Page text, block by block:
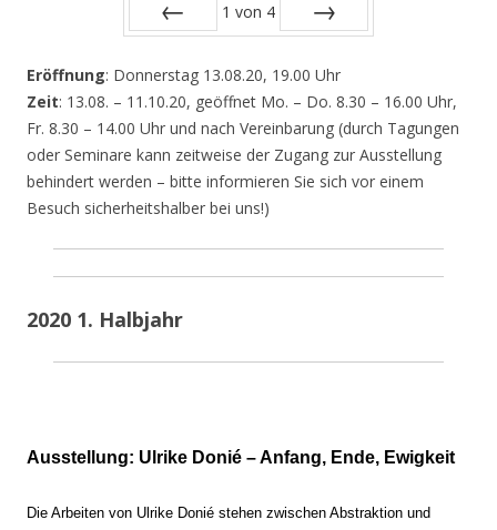
1 von 4
Eröffnung: Donnerstag 13.08.20, 19.00 Uhr
Zeit: 13.08. – 11.10.20, geöffnet Mo. – Do. 8.30 – 16.00 Uhr,
Fr. 8.30 – 14.00 Uhr und nach Vereinbarung (durch Tagungen
oder Seminare kann zeitweise der Zugang zur Ausstellung
behindert werden – bitte informieren Sie sich vor einem
Besuch sicherheitshalber bei uns!)
2020 1. Halbjahr
Ausstellung: Ulrike Donié – Anfang, Ende, Ewigkeit
Die Arbeiten von Ulrike Donié stehen zwischen Abstraktion und